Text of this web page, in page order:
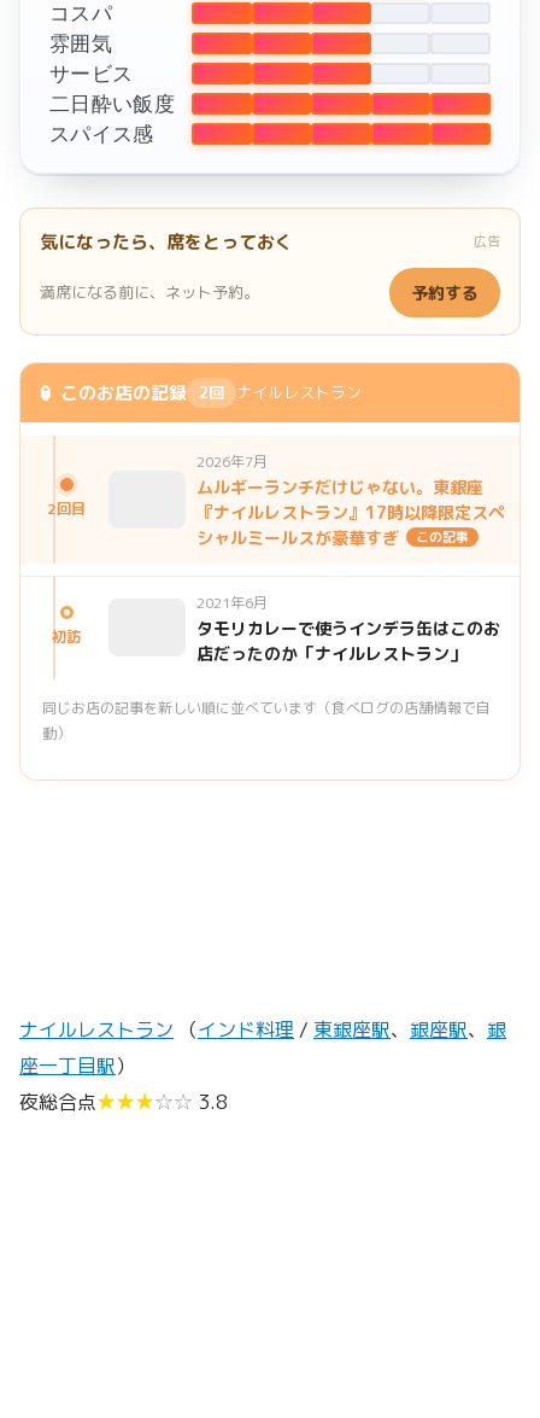
コスパ
雰囲気
サービス
二日酔い飯度
スパイス感
気になったら、席をとっておく 広告
満席になる前に、ネット予約。 予約する
🏮 このお店の記録 2回 ナイルレストラン
2回目
2026年7月
ムルギーランチだけじゃない。東銀座
『ナイルレストラン』17時以降限定スペ
シャルミールスが豪華すぎ
この記事
初訪
2021年6月
タモリカレーで使うインデラ缶はこのお
店だったのか「ナイルレストラン」
同じお店の記事を新しい順に並べています（食べログの店舗情報で自
動）
ナイルレストラン （インド料理 / 東銀座駅、 銀座駅、 銀
座一丁目駅）
夜総合点★★★☆☆ 3.8